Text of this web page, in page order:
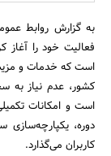
به گزارش روابط
فعالیت خود را آغاز
است که خدمات و مزیت
کشور، عدم نیاز به
است و امکانات
دوره، یکپارچه‌سازی
کاربران می‌گذارد.